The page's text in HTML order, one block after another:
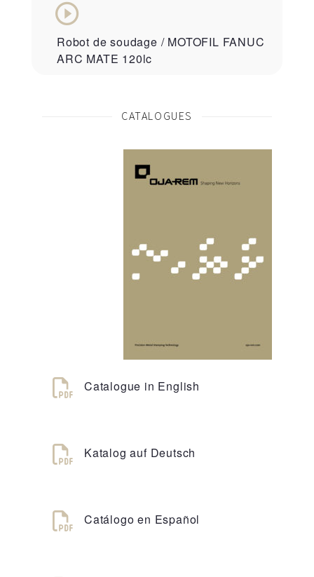
Robot de soudage / MOTOFIL FANUC
ARC MATE 120lc
CATALOGUES
Catalogue in English
Katalog auf Deutsch
Catálogo en Español